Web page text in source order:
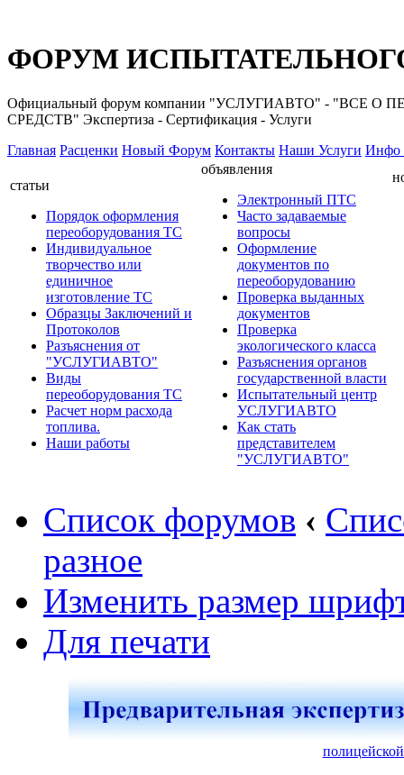
ФОРУМ
Официальный форум компании "УСЛУГИАВТО" -
СРЕДСТВ" Экспертиза - Сертификация - Услуги
Главная Расценки Новый Форум Контакты Наши Услуги Инфо
статьи
Порядок оформления
переоборудования ТС
Индивидуальное
творчество или
единичное
изготовление ТС
Образцы Заключений и
Протоколов
Разъяснения от
"УСЛУГИАВТО"
Виды
переоборудования ТС
Расчет норм расхода
топлива.
Наши работы
объявления
Электронный ПТС
Часто задаваемые
вопросы
Оформление
документов по
переоборудованию
Проверка выданных
документов
Проверка
экологического класса
Разъяснения органов
государственной власти
Испытательный центр
УСЛУГИАВТО
Как стать
представителем
"УСЛУГИАВТО"
Список форумов ‹
разное
Изменить размер
Для печати